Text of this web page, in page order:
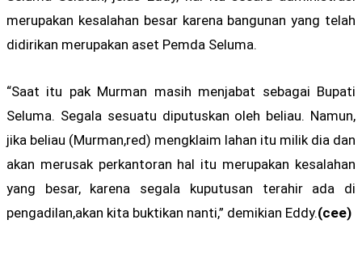
merupakan kesalahan besar karena bangunan yang telah
didirikan merupakan aset Pemda Seluma.
“Saat itu pak Murman masih menjabat sebagai Bupati
Seluma. Segala sesuatu diputuskan oleh beliau. Namun,
jika beliau (Murman,red) mengklaim lahan itu milik dia dan
akan merusak perkantoran hal itu merupakan kesalahan
yang besar, karena segala kuputusan terahir ada di
pengadilan,akan kita buktikan nanti,” demikian Eddy.(cee)